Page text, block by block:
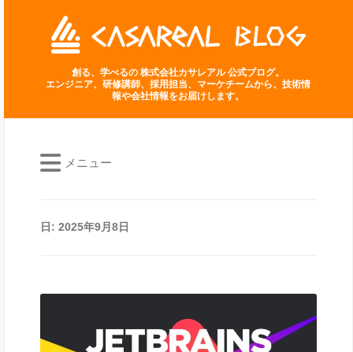
創る、学べるの 株式会社カサレアル 公式ブログ。
エンジニア、研修講師、採用担当、マーケチームから、技術情
報や会社情報をお届けします。
メニュー
日: 2025年9月8日